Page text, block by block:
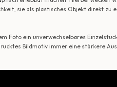
sie als plastisches Objekt direkt zu
ein unverwechselbares
Bildmotiv immer eine stärkere